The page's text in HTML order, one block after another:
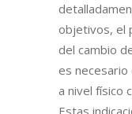
objetivos, el
del cambio
es
a nivel físico
Estas